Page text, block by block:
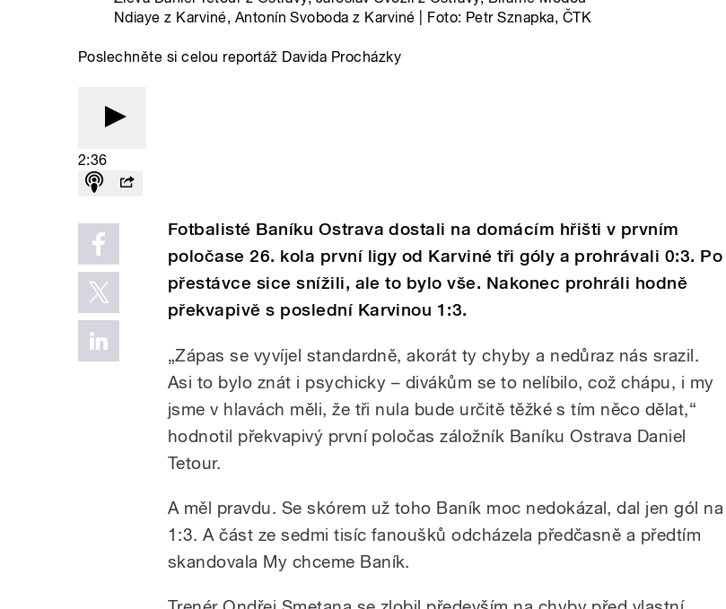
Ndiaye z Karviné, Antonín Svoboda z Karviné | Foto: Petr Sznapka, ČTK
Poslechněte si celou reportáž Davida Procházky
2:36
Fotbalisté Baníku Ostrava dostali na domácím hřišti v prvním
poločase 26. kola první ligy od Karviné tři góly a prohrávali 0:3. Po
přestávce sice snížili, ale to bylo vše. Nakonec prohráli hodně
překvapivě s poslední Karvinou 1:3.
„Zápas se vyvíjel standardně, akorát ty chyby a nedůraz nás srazil.
Asi to bylo znát i psychicky – divákům se to nelíbilo, což chápu, i my
jsme v hlavách měli, že tři nula bude určitě těžké s tím něco dělat,“
hodnotil překvapivý první poločas záložník Baníku Ostrava Daniel
Tetour.
A měl pravdu. Se skórem už toho Baník moc nedokázal, dal jen gól na
1:3. A část ze sedmi tisíc fanoušků odcházela předčasně a předtím
skandovala My chceme Baník.